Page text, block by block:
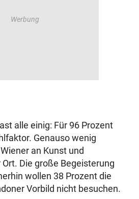
alle einig: Für 96 Prozent
Genauso wenig
an Kunst und
Die große Begeisterung
wollen 38 Prozent die
Vorbild nicht besuchen.